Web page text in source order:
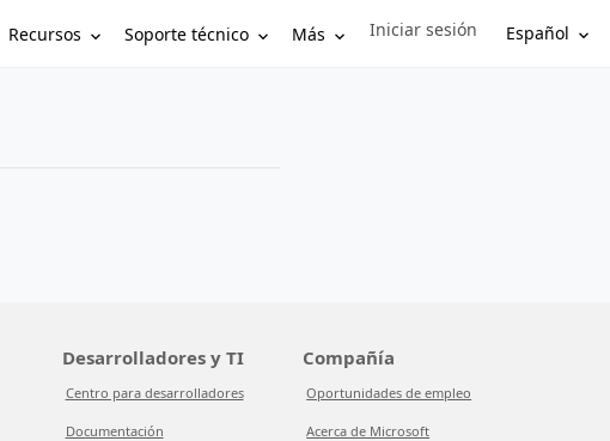
Recursos Soporte técnico Más Sign in to your account
Iniciar sesión Español
Desarrolladores y TI
Centro para desarrolladores
Documentación
Compañía
Oportunidades de empleo
Acerca de Microsoft